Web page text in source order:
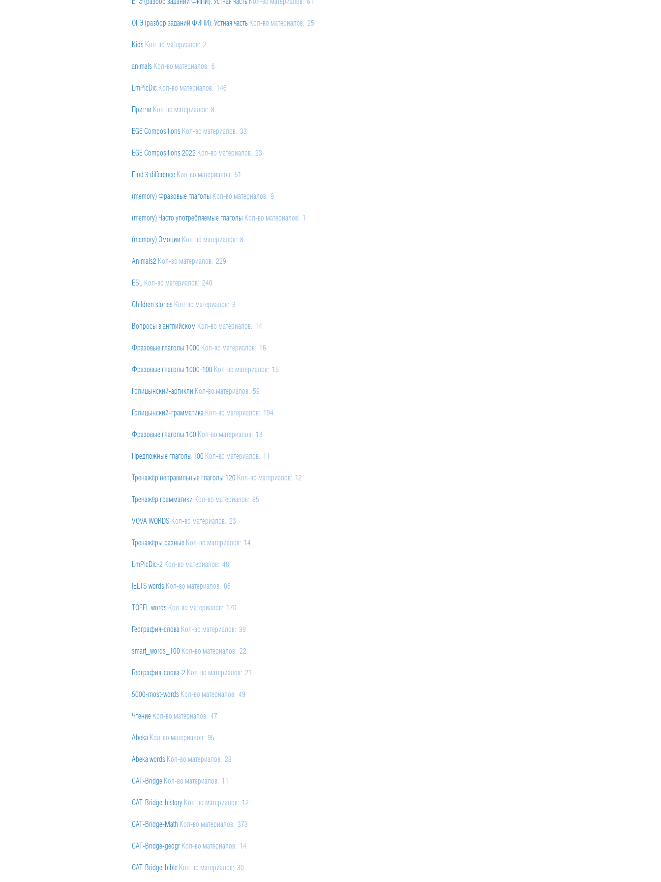
16. Sports Кол-во материалов: 2
17. Television Кол-во материалов: 2
18. Traffic Кол-во материалов: 2
19. Traveling Кол-во материалов: 4
13. Modal Verbs: deduction (must be / can’t be) Кол-во материалов: 2
14. Modal Verbs. Ability (can / be able to). Кол-во материалов: 2
15. Modal Verbs. Permission (can / could / may); offers and requests;
16. Conditional sentences (2 and 3). “I wish” – sentences
17. Ing - or the infinitive. Complex Object construction
ОГЭ (разбор заданий ФИПИ). Устная часть Кол-во материалов: 25
Kids Кол-во материалов: 2
animals Кол-во материалов: 6
LmPicDic Кол-во материалов: 146
Притчи Кол-во материалов: 8
EGE Compositions Кол-во материалов: 33
EGE Compositions 2022 Кол-во материалов: 23
Find 3 difference Кол-во материалов: 51
(memory) Фразовые глаголы Кол-во материалов: 9
(memory) Часто употребляемые глаголы Кол-во материалов: 1
(memory) Эмоции Кол-во материалов: 8
Animals2 Кол-во материалов: 229
ESL Кол-во материалов: 240
Children stories Кол-во материалов: 3
Вопросы в английском Кол-во материалов: 14
Фразовые глаголы 1000 Кол-во материалов: 16
Фразовые глаголы 1000-100 Кол-во материалов: 15
Голицынский-артикли Кол-во материалов: 59
Голицынский-грамматика Кол-во материалов: 194
Фразовые глаголы 100 Кол-во материалов: 13
Предложные глаголы 100 Кол-во материалов: 11
Тренажёр неправильные глаголы 120 Кол-во материалов: 12
Тренажёр грамматики Кол-во материалов: 85
VOVA WORDS Кол-во материалов: 23
Тренажёры разные Кол-во материалов: 14
LmPicDic-2 Кол-во материалов: 48
IELTS words Кол-во материалов: 86
TOEFL words Кол-во материалов: 170
География-слова Кол-во материалов: 39
smart_words_100 Кол-во материалов: 22
География-слова-2 Кол-во материалов: 21
5000-most-words Кол-во материалов: 49
Чтение Кол-во материалов: 47
Abeka Кол-во материалов: 95
Abeka words Кол-во материалов: 28
CAT-Bridge Кол-во материалов: 11
CAT-Bridge-history Кол-во материалов: 12
CAT-Bridge-Math Кол-во материалов: 373
CAT-Bridge-geogr Кол-во материалов: 14
CAT-Bridge-bible Кол-во материалов: 30